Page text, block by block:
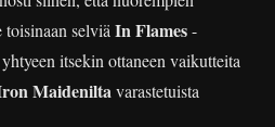
selviä In Flames-
itsekin ottaneen vaikutteita
Maideniltavarastetuista